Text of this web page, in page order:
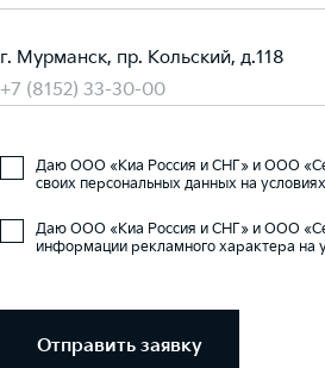
г. Мурманск, пр. Кольский, д.118
+7 (8152) 33-30-00
Даю ООО «Киа Россия и СНГ» и ООО
своих персональных данных на
Даю ООО «Киа Россия и СНГ» и ООО
информации рекламного характера на
Отправить заявку